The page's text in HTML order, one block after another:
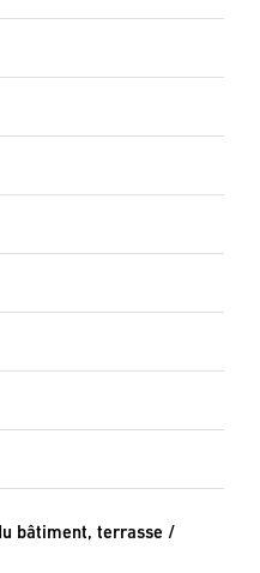
bâtiment, terrasse /